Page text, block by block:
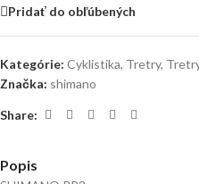
Pridať do obľúbených
Kategórie: Cyklistika, Tretry,
Značka: shimano
Share:
Popis